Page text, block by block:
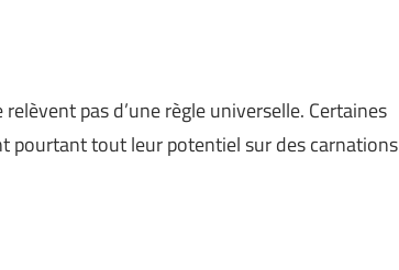
pas d’une règle universelle. Certaines
pourtant tout leur potentiel sur des carnations